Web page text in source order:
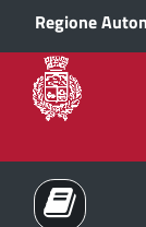
Regione